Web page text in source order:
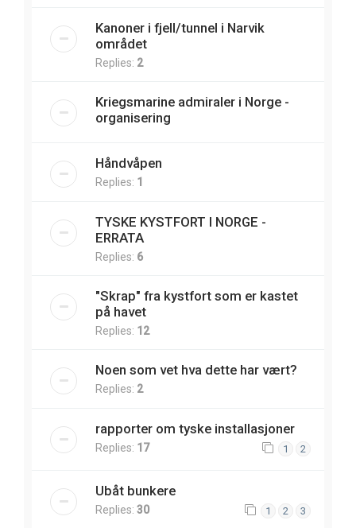
Kanoner i fjell/tunnel i Narvik
området
Replies: 2
Kriegsmarine admiraler i Norge -
organisering
Håndvåpen
Replies: 1
TYSKE KYSTFORT I NORGE -
ERRATA
Replies: 6
"Skrap" fra kystfort som er kastet
på havet
Replies: 12
Noen som vet hva dette har vært?
Replies: 2
rapporter om tyske installasjoner
Replies: 17 1 2
Ubåt bunkere
Replies: 30 1 2 3